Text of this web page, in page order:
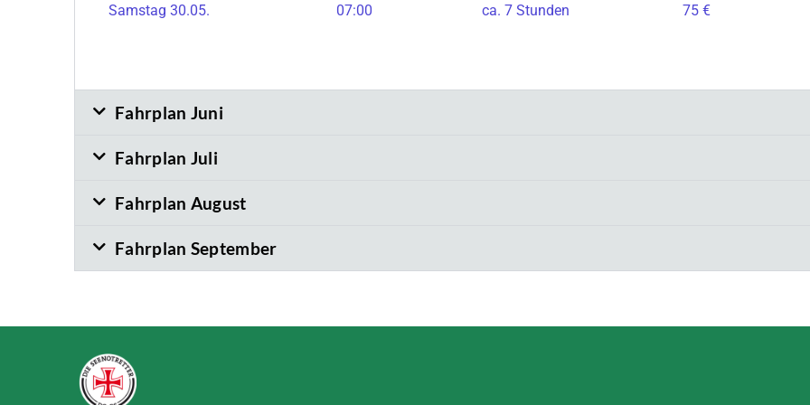
Samstag 30.05. 07:00 ca. 7 Stunden 75 €
Fahrplan Juni
Fahrplan Juli
Fahrplan August
Fahrplan September